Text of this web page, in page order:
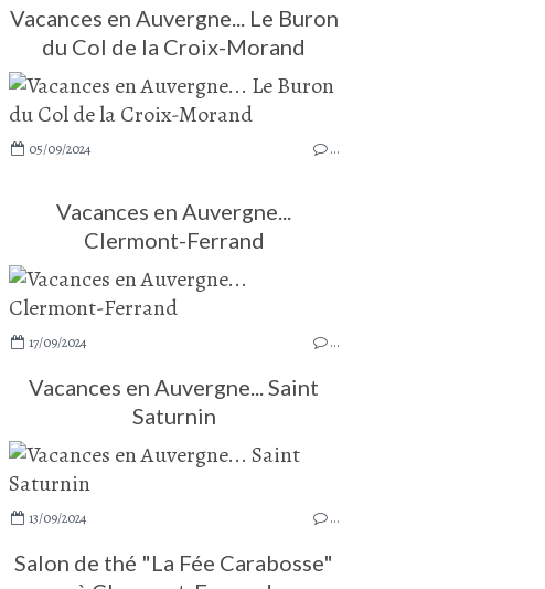
Vacances en Auvergne... Le Buron
du Col de la Croix-Morand
05/09/2024 …
Vacances en Auvergne...
Clermont-Ferrand
17/09/2024 …
Vacances en Auvergne... Saint
Saturnin
13/09/2024 …
Salon de thé "La Fée Carabosse"